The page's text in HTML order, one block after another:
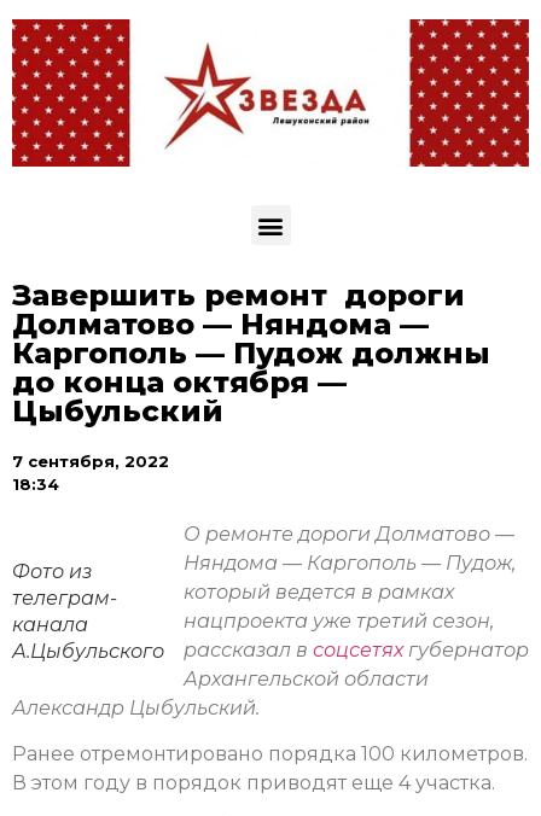
Завершить ремонт дороги
Долматово — Няндома —
Каргополь — Пудож должны
до конца октября —
Цыбульский
7 сентября, 2022
18:34
Фото из
телеграм-
канала
А.Цыбульского
О ремонте дороги Долматово —
Няндома — Каргополь — Пудож,
который ведется в рамках
нацпроекта уже третий сезон,
рассказал в соцсетях губернатор
Архангельской области
Александр Цыбульский.
Ранее отремонтировано порядка 100 километров.
В этом году в порядок приводят еще 4 участка.